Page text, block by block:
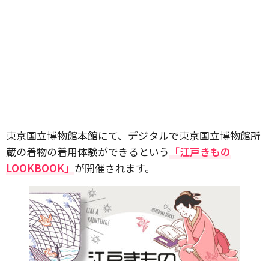
東京国立博物館本館にて、デジタルで東京国立博物館所
蔵の着物の着用体験ができるという 「江戸きもの
LOOKBOOK」 が開催されます。